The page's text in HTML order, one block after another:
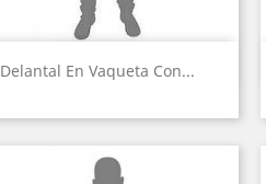
Delantal En Vaqueta Con...
Vista rápida